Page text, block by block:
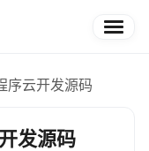
序云开发源码
发源码